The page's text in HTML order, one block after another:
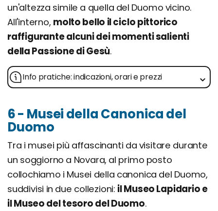
un'altezza simile a quella del Duomo vicino.
All'interno, molto bello il ciclo pittorico
raffigurante alcuni dei momenti salienti
della Passione di Gesù.
Info pratiche: indicazioni, orari e prezzi
6 - Musei della Canonica del
Duomo
Tra i musei più affascinanti da visitare durante
un soggiorno a Novara, al primo posto
collochiamo i Musei della canonica del Duomo,
suddivisi in due collezioni: il Museo Lapidario e
il Museo del tesoro del Duomo.